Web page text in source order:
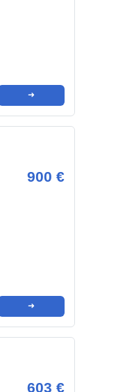
➜
900 €
➜
603 €